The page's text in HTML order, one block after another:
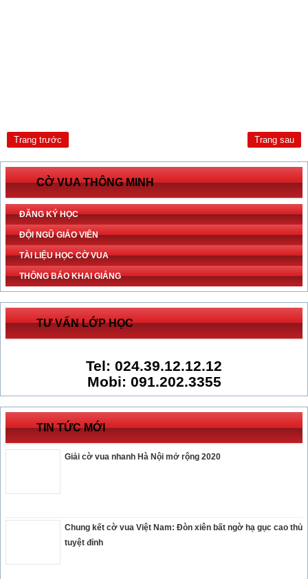
Trang trước Trang sau
CỜ VUA THÔNG MINH
ĐĂNG KÝ HỌC
ĐỘI NGŨ GIÁO VIÊN
TÀI LIỆU HỌC CỜ VUA
THÔNG BÁO KHAI GIẢNG
TƯ VẤN LỚP HỌC
Tel: 024.39.12.12.12
Mobi: 091.202.3355
TIN TỨC MỚI
Giải cờ vua nhanh Hà Nội mở rộng 2020
Chung kết cờ vua Việt Nam: Đòn xiên bất ngờ hạ gục cao thủ
tuyệt đỉnh